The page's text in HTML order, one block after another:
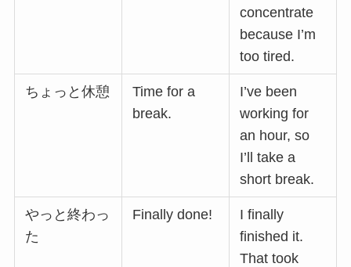
concentrate
because I’m
too tired.
ちょっと休憩
Time for a
break.
I’ve been
working for
an hour, so
I’ll take a
short break.
やっと終わっ
た
Finally done!
I finally
finished it.
That took